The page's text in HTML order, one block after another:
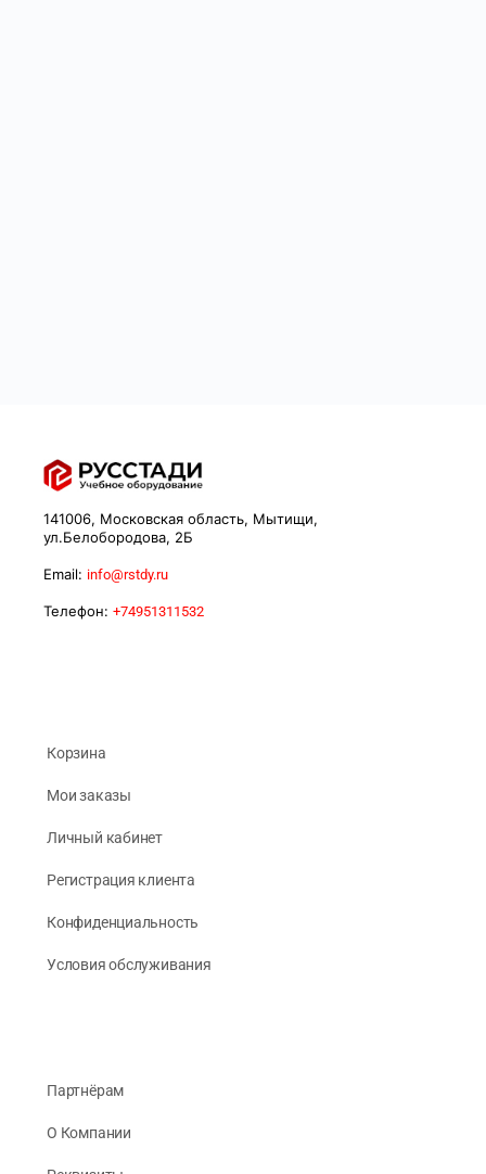
141006, Московская область, Мытищи,
ул.Белобородова, 2Б
Email: info@rstdy.ru
Телефон: +74951311532
Корзина
Мои заказы
Личный кабинет
Регистрация клиента
Конфиденциальность
Условия обслуживания
Партнёрам
О Компании